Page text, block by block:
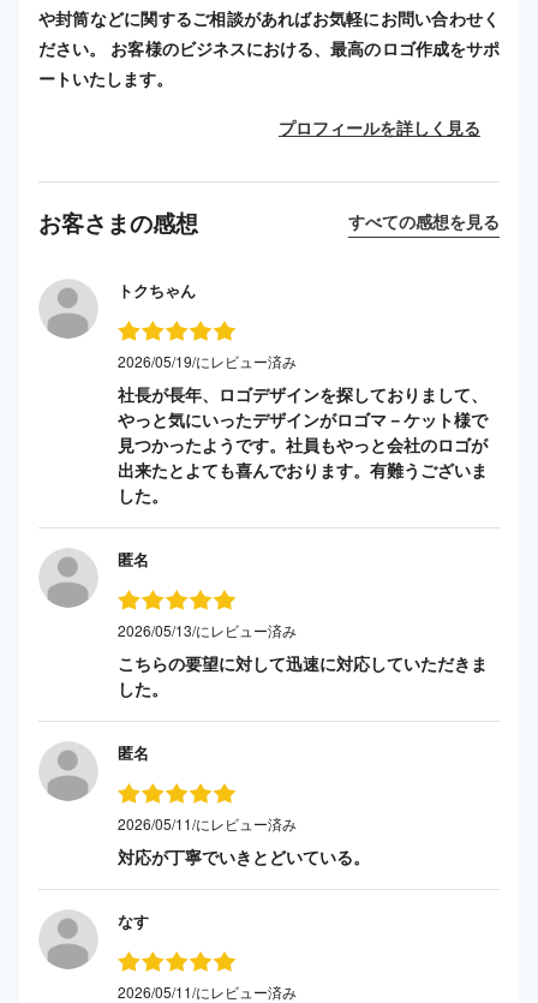
や封筒などに関するご相談があればお気軽にお問い合わせく
ださい。 お客様のビジネスにおける、最高のロゴ作成をサポ
ートいたします。
プロフィールを詳しく見る
お客さまの感想 すべての感想を見る
トクちゃん
2026/05/19/にレビュー済み
社長が長年、ロゴデザインを探しておりまして、
やっと気にいったデザインがロゴマ－ケット様で
見つかったようです。社員もやっと会社のロゴが
出来たとよても喜んでおります。有難うございま
した。
匿名
2026/05/13/にレビュー済み
こちらの要望に対して迅速に対応していただきま
した。
匿名
2026/05/11/にレビュー済み
対応が丁寧でいきとどいている。
なす
2026/05/11/にレビュー済み